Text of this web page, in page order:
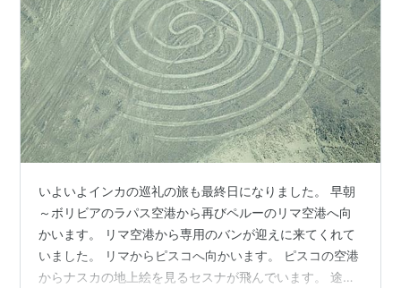
いよいよインカの巡礼の旅も最終日になりました。 早朝
～ボリビアのラパス空港から再びペルーのリマ空港へ向
かいます。 リマ空港から専用のバンが迎えに来てくれて
いました。 リマからピスコへ向かいます。 ピスコの空港
からナスカの地上絵を見るセスナが飛んでいます。 途中